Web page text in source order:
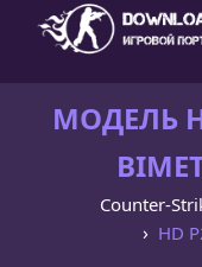
МОДЕЛЬ
Counter-
HD